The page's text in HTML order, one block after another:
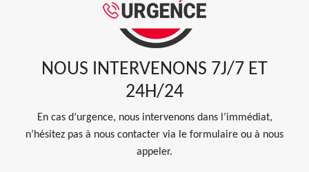
NOUS INTERVENONS 7J/7 ET
24H/24
En cas d’urgence, nous intervenons dans l’immédiat,
n’hésitez pas à nous contacter via le formulaire ou à nous
appeler.